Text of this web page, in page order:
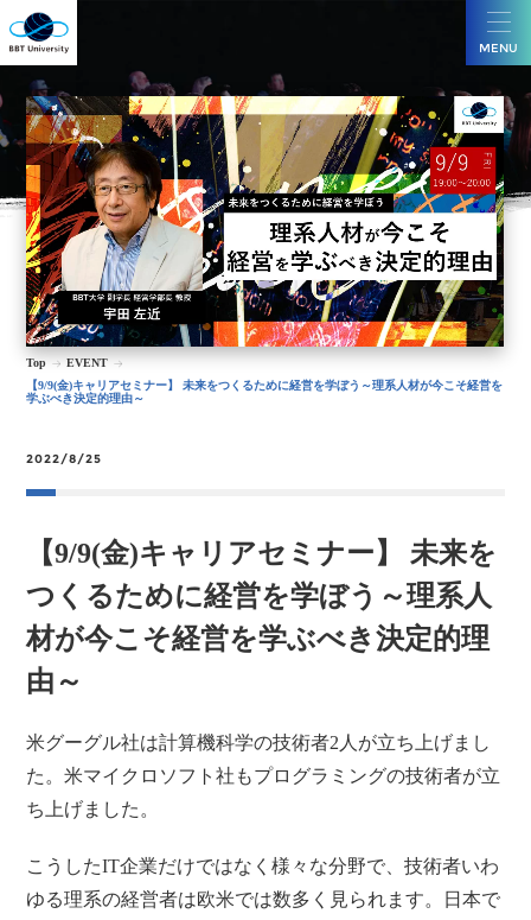
MENU
Top
EVENT
【9/9(金)キャリアセミナー】 未来をつくるために経営を学ぼう～理系人材が今こそ経営を
学ぶべき決定的理由～
2022/8/25
【9/9(金)キャリアセミナー】 未来を
つくるために経営を学ぼう～理系人
材が今こそ経営を学ぶべき決定的理
由～
米グーグル社は計算機科学の技術者2人が立ち上げまし
た。米マイクロソフト社もプログラミングの技術者が立
ち上げました。
こうしたIT企業だけではなく様々な分野で、技術者いわ
ゆる理系の経営者は欧米では数多く見られます。日本で